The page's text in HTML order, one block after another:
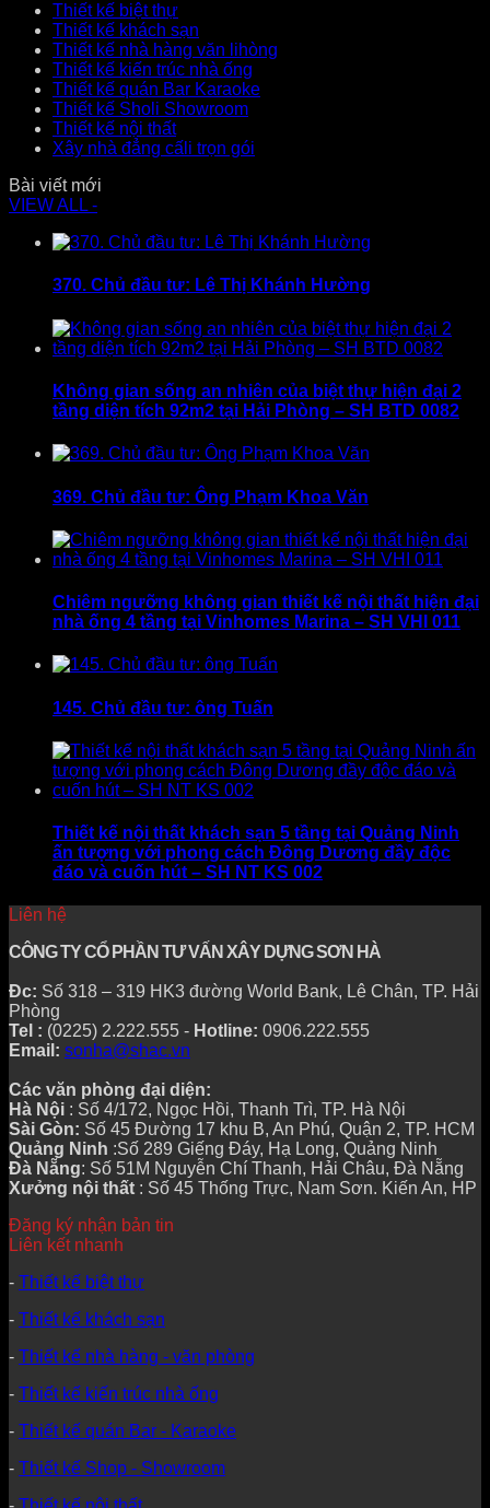
Thiết kế biệt thự
Thiết kế khách sạn
Thiết kế nhà hàng văn lihòng
Thiết kế kiến trúc nhà ống
Thiết kế quán Bar Karaoke
Thiết kế Sholi Showroom
Thiết kế nội thất
Xây nhà đẳng cấli trọn gói
Bài viết mới
VIEW ALL -
370. Chủ đầu tư: Lê Thị Khánh Hường
Không gian sống an nhiên của biệt thự hiện đại 2
tầng diện tích 92m2 tại Hải Phòng – SH BTD 0082
369. Chủ đầu tư: Ông Phạm Khoa Văn
Chiêm ngưỡng không gian thiết kế nội thất hiện đại
nhà ống 4 tầng tại Vinhomes Marina – SH VHI 011
145. Chủ đầu tư: ông Tuấn
Thiết kế nội thất khách sạn 5 tầng tại Quảng Ninh
ấn tượng với phong cách Đông Dương đầy độc
đáo và cuốn hút – SH NT KS 002
Liên hệ
CÔNG TY CỔ PHẦN TƯ VẤN XÂY DỰNG SƠN HÀ
Đc: Số 318 – 319 HK3 đường World Bank, Lê Chân, TP. Hải
Phòng
Tel : (0225) 2.222.555 - Hotline: 0906.222.555
Email: sonha@shac.vn
Các văn phòng đại diện:
Hà Nội : Số 4/172, Ngọc Hồi, Thanh Trì, TP. Hà Nội
Sài Gòn: Số 45 Đường 17 khu B, An Phú, Quận 2, TP. HCM
Quảng Ninh :Số 289 Giếng Đáy, Hạ Long, Quảng Ninh
Đà Nẵng: Số 51M Nguyễn Chí Thanh, Hải Châu, Đà Nẵng
Xưởng nội thất : Số 45 Thống Trực, Nam Sơn. Kiến An, HP
Đăng ký nhận bản tin
Liên kết nhanh
- Thiết kế biệt thự
- Thiết kế khách sạn
- Thiết kế nhà hàng - văn phòng
- Thiết kế kiến trúc nhà ống
- Thiết kế quán Bar - Karaoke
- Thiết kế Shop - Showroom